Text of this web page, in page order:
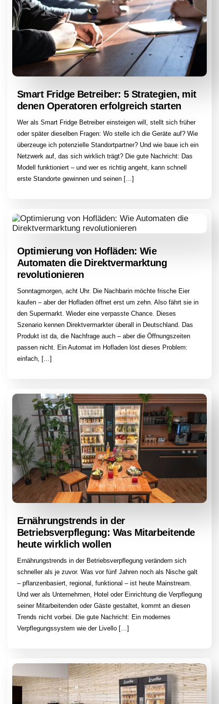
Smart Fridge Betreiber: 5 Strategien, mit
denen Operatoren erfolgreich starten
Wer als Smart Fridge Betreiber einsteigen will, stellt sich früher
oder später dieselben Fragen: Wo stelle ich die Geräte auf? Wie
überzeuge ich potenzielle Standortpartner? Und wie baue ich ein
Netzwerk auf, das sich wirklich trägt? Die gute Nachricht: Das
Modell funktioniert – und wer es richtig angeht, kann schnell
erste Standorte gewinnen und seinen […]
Optimierung von Hofläden: Wie
Automaten die Direktvermarktung
revolutionieren
Sonntagmorgen, acht Uhr. Die Nachbarin möchte frische Eier
kaufen – aber der Hofladen öffnet erst um zehn. Also fährt sie in
den Supermarkt. Wieder eine verpasste Chance. Dieses
Szenario kennen Direktvermarkter überall in Deutschland. Das
Produkt ist da, die Nachfrage auch – aber die Öffnungszeiten
passen nicht. Ein Automat im Hofladen löst dieses Problem:
einfach, […]
Ernährungstrends in der
Betriebsverpflegung: Was Mitarbeitende
heute wirklich wollen
Ernährungstrends in der Betriebsverpflegung verändern sich
schneller als je zuvor. Was vor fünf Jahren noch als Nische galt
– pflanzenbasiert, regional, funktional – ist heute Mainstream.
Und wer als Unternehmen, Hotel oder Einrichtung die Verpflegung
seiner Mitarbeitenden oder Gäste gestaltet, kommt an diesen
Trends nicht vorbei. Die gute Nachricht: Ein modernes
Verpflegungssystem wie der Livello […]